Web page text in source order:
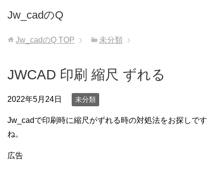
Jw_cadのQ
Jw_cadのQ TOP 未分類
JWCAD 印刷 縮尺 ずれる
2022年5月24日 未分類
Jw_cadで印刷時に縮尺がずれる時の対処法をお探しです
ね。
広告